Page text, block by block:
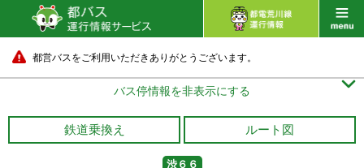
都営バスをご利用いただきありがとうございます。
バス停情報を非表示にする 
鉄道乗換え ルート図
渋６６